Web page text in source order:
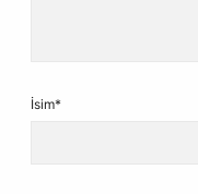
İsim*